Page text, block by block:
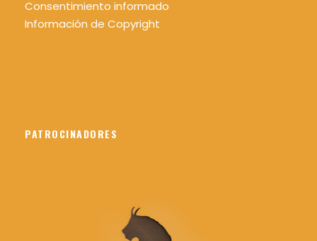
Consentimiento informado
Información de Copyright
PATROCINADORES